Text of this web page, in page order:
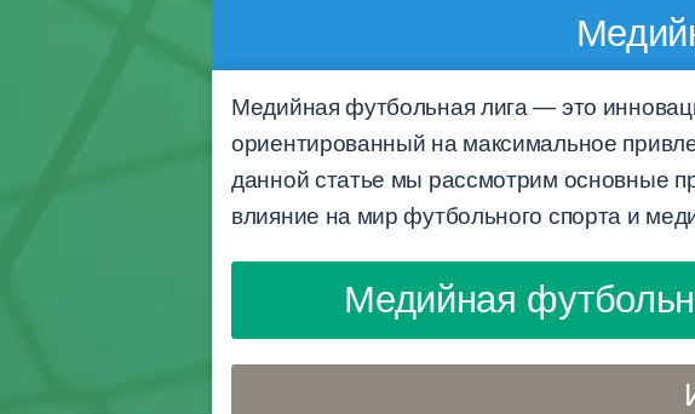
Медийная футбольная лига — это
ориентированный на максимальное
данной статье мы рассмотрим основные
влияние на мир футбольного спорта и
Медийная